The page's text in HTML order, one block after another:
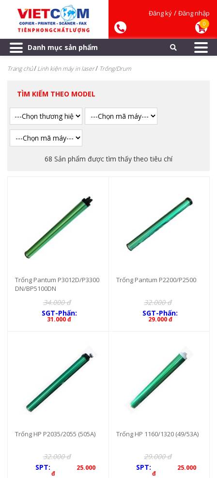
Đăng ký / Đăng nhập
0
Danh mục sản phẩm
Trang chủ Linh kiện máy in laser Trống/Drum
TÌM KIẾM THEO MODEL
68 Sản phẩm được tìm thấy theo tiêu chí
Trống Pantum P3012D/P3300
DN/BP5100DN
34.000 đ
SGT-Phấn:
31.000 đ
Trống Pantum P2200/P2500
32.000 đ
SGT-Phấn:
29.000 đ
Trống HP P2035/2055 (505A)
32.000 đ
SPT:
25.000
đ
Trống HP 1160/1320 (49/53A)
29.000 đ
SPT:
25.000
đ